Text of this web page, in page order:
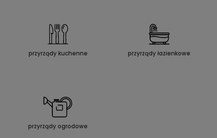
przyrządy kuchenne przyrządy łazienkowe
przyrządy ogrodowe